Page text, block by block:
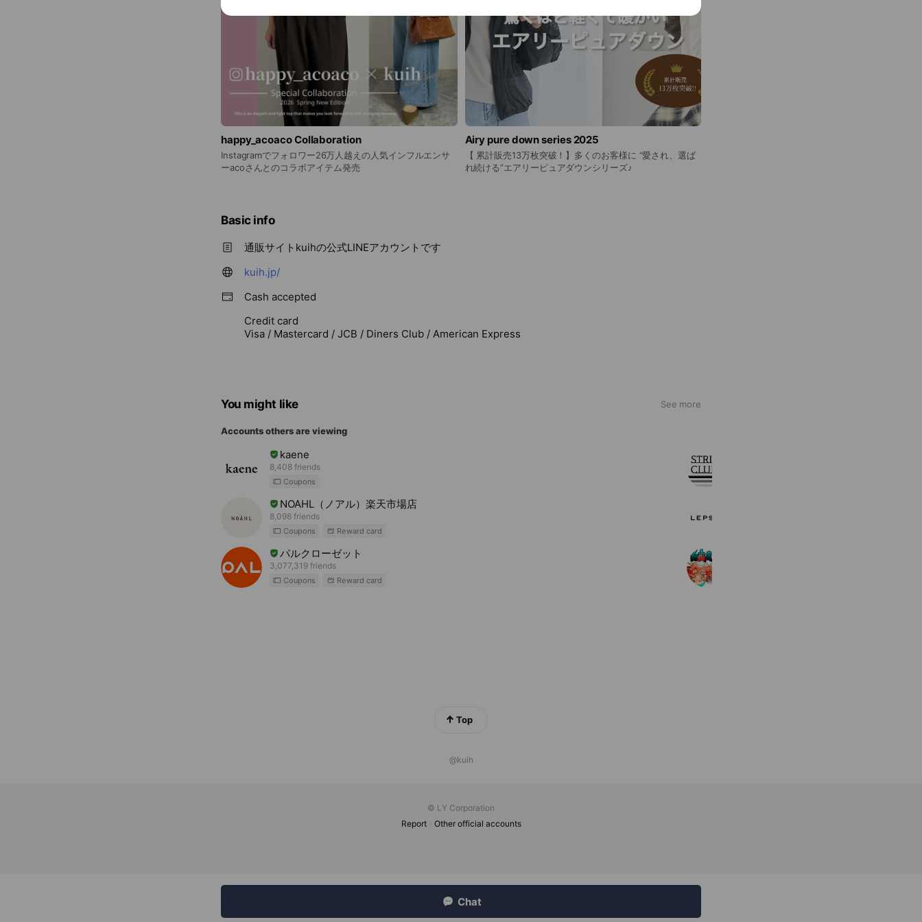
happy_acoaco Collaboration
Instagramでフォロワー26万人越えの人気インフルエンサ
ーacoさんとのコラボアイテム発売
Airy pure down series 2025
【 累計販売13万枚突破！】多くのお客様に “愛され、選ば
れ続ける”エアリーピュアダウンシリーズ♪
Basic info
通販サイトkuihの公式LINEアカウントです
kuih.jp/
Cash accepted
Credit card
Visa / Mastercard / JCB / Diners Club / American Express
You might like See more
Accounts others are viewing
kaene
8,408 friends
Coupons
NOAHL（ノアル）楽天市場店
8,098 friends
Coupons Reward card
パルクローゼット
3,077,319 friends
Coupons Reward card
Top
@kuih
© LY Corporation
Report
Other official accounts
Chat